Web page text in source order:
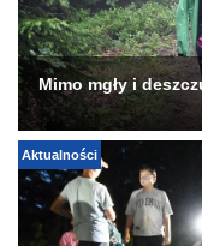
Mimo mgły i
Aktualności